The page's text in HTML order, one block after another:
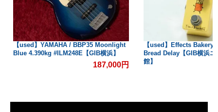
【used】YAMAHA / BBP35 Moonlight
Blue 4.390kg #ILM248E【GIB横浜】
187,000円
【used】Effects Bakery
Bread Delay【GIB横浜エ
館】